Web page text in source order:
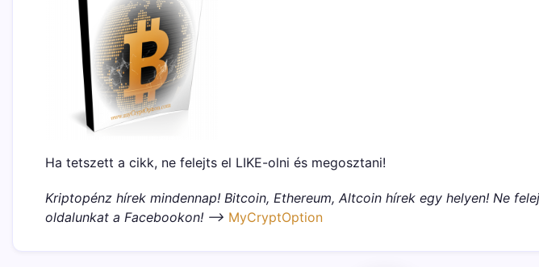
Ha tetszett a cikk, ne felejts el LIKE-olni és megosztani!
Kriptopénz hírek mindennap! Bitcoin, Ethereum, Altcoin hírek egy helyen! Ne
oldalunkat a Facebookon! –> MyCryptOption